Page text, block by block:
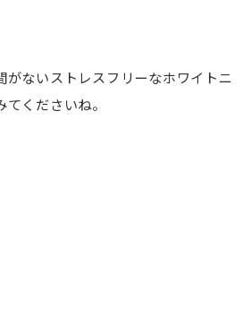
がないストレスフリーなホワイトニ
くださいね。